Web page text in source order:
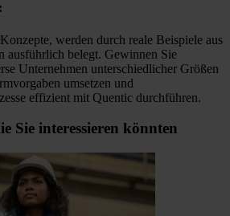
werden durch reale Beispiele aus
ausführlich belegt. Gewinnen Sie
Unternehmen unterschiedlicher Größen
umsetzen und
effizient mit Quentic durchführen.
Sie interessieren könnten